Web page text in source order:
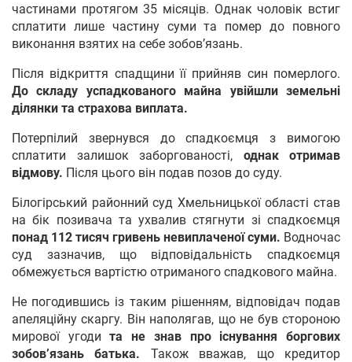
частинами протягом 35 місяців. Однак чоловік встиг
сплатити лише частину суми та помер до повного
виконання взятих на себе зобов’язань.
Після відкриття спадщини її прийняв син померлого.
До складу успадкованого майна увійшли земельні
ділянки та страхова виплата.
Потерпілий звернувся до спадкоємця з вимогою
сплатити залишок заборгованості, однак отримав
відмову. Після цього він подав позов до суду.
Білогірський районний суд Хмельницької області став
на бік позивача та ухвалив стягнути зі спадкоємця
понад 112 тисяч гривень невиплаченої суми. Водночас
суд зазначив, що відповідальність спадкоємця
обмежується вартістю отриманого спадкового майна.
Не погодившись із таким рішенням, відповідач подав
апеляційну скаргу. Він наполягав, що не був стороною
мирової угодита не знав про існування боргових
зобов’язань батька. Також вважав, що кредитор